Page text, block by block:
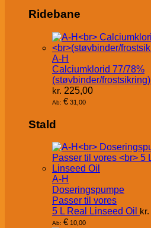
Ridebane
A-H
Calciumklorid 77/78%
(støvbinder/frostsikring)
kr. 225,00
Ab: € 31,00
Stald
A-H
Doseringspumpe
Passer til vores
5 L Real Linseed Oil kr.
Ab: € 10,00